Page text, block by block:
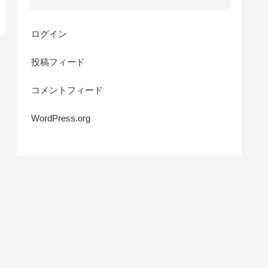
ログイン
投稿フィード
コメントフィード
WordPress.org